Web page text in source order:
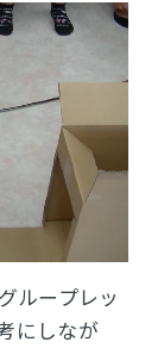
ループレッ
にしなが